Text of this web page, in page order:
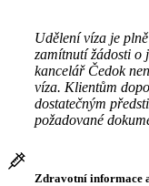
Udělení víza je
zamítnutí žádosti o
kancelář Čedok
víza. Klientům
dostatečným
požadované
Zdravotní informace